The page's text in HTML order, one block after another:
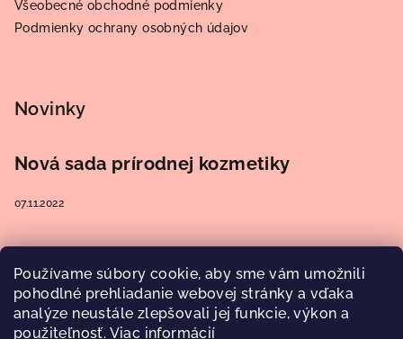
Používame súbory cookie, aby sme vám umožnili
pohodlné prehliadanie webovej stránky a vďaka
analýze neustále zlepšovali jej funkcie, výkon a
použiteľnosť. Viac informácií
Všeobecné obchodné podmienky
Podmienky ochrany osobných údajov
Novinky
Nová sada prírodnej kozmetiky
07.11.2022
Prijímame online platby